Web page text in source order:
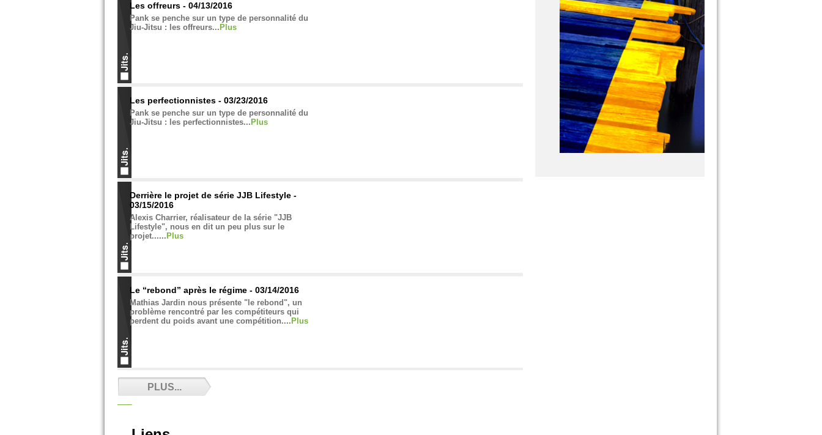
Les offreurs - 04/13/2016
Pank se penche sur un type de personnalité du
Jiu-Jitsu : les offreurs... Plus
Les perfectionnistes - 03/23/2016
Pank se penche sur un type de personnalité du
Jiu-Jitsu : les perfectionnistes... Plus
Derrière le projet de série JJB Lifestyle -
03/15/2016
Alexis Charrier, réalisateur de la série "JJB
Lifestyle", nous en dit un peu plus sur le
projet...... Plus
Le “rebond” après le régime - 03/14/2016
Mathias Jardin nous présente "le rebond", un
problème rencontré par les compétiteurs qui
perdent du poids avant une compétition.... Plus
Gabriel vs the World - 02/19/2016
Il a traduit le film Jiu-Jitsu vs the World et mérite
toute notre l'attention. Gabriel, encore novice dans
PLUS...